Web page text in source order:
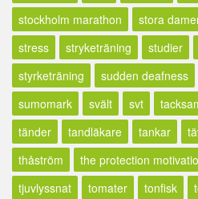
stockholm marathon
stora
stress
stryketräning studier
styrketräning
sudden deafness
sumomark
svält svt
tänder
tandläkare tankar
thåström
the protection
tjuvlyssnat
tomater tonfisk